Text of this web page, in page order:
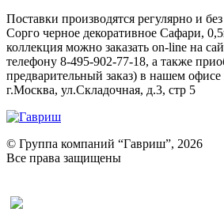
Поставки производятся регулярно и
Сорго черное декоративное Сафари,
коллекция можно заказать on-line на
телефону 8-495-902-77-18, а также
предварительный заказ) в нашем офисе
г.Москва, ул.Складочная, д.3, стр 5
© Группа компаний “Гавриш”, 2026
Все права защищены